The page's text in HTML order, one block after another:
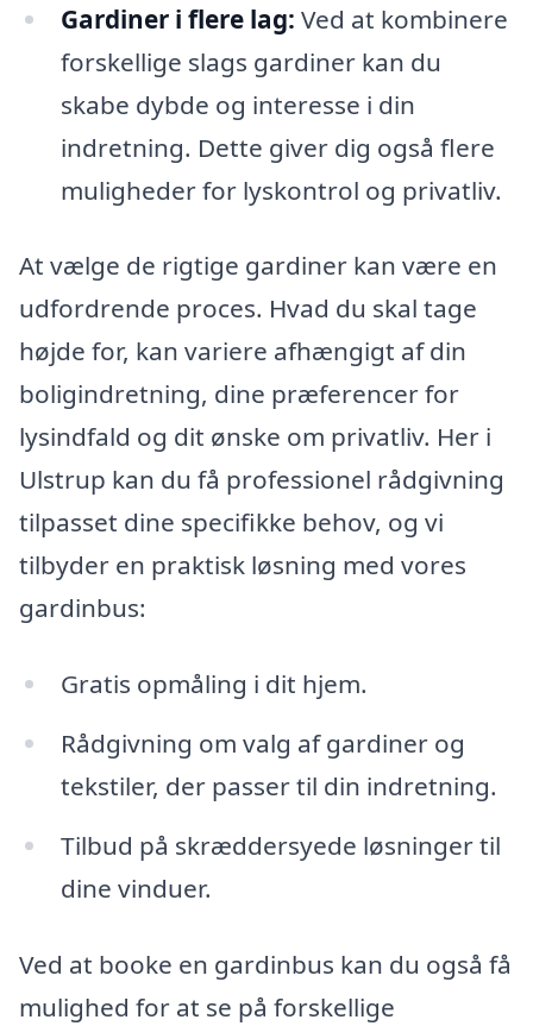
Gardiner i flere lag: Ved at kombinere
forskellige slags gardiner kan du
skabe dybde og interesse i din
indretning. Dette giver dig også flere
muligheder for lyskontrol og privatliv.
At vælge de rigtige gardiner kan være en
udfordrende proces. Hvad du skal tage
højde for, kan variere afhængigt af din
boligindretning, dine præferencer for
lysindfald og dit ønske om privatliv. Her i
Ulstrup kan du få professionel rådgivning
tilpasset dine specifikke behov, og vi
tilbyder en praktisk løsning med vores
gardinbus:
Gratis opmåling i dit hjem.
Rådgivning om valg af gardiner og
tekstiler, der passer til din indretning.
Tilbud på skræddersyede løsninger til
dine vinduer.
Ved at booke en gardinbus kan du også få
mulighed for at se på forskellige